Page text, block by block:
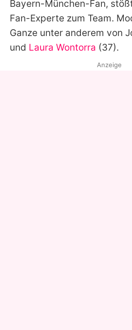
Bayern-München-Fan,
Fan-Experte zum Team.
Ganze unter anderem von
und Laura Wontorra (37).
Anzeige